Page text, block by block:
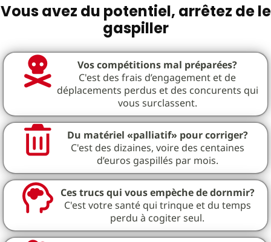
Vous avez du potentiel, arrêtez de le
gaspiller
Vos compétitions mal préparées?
C'est des frais d’engagement et de
déplacements perdus et des concurents qui
vous surclassent.
Du matériel «palliatif» pour corriger?
C'est des dizaines, voire des centaines
d’euros gaspillés par mois.
Ces trucs qui vous empèche de dornmir?
C'est votre santé qui trinque et du temps
perdu à cogiter seul.